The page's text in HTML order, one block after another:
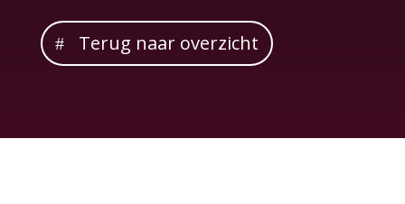
Terug naar overzicht